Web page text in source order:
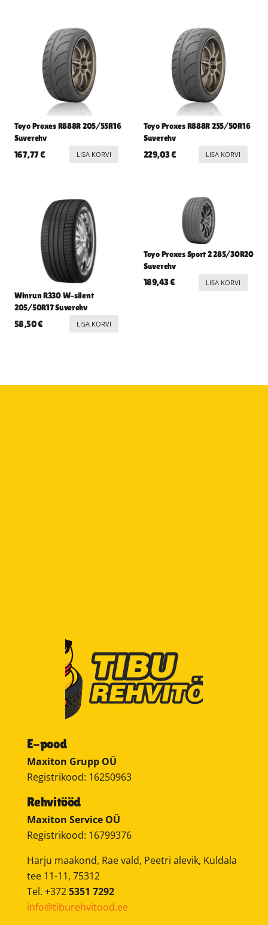
Toyo Proxes R888R 205/55R16
Suverehv
167,77€ LISA KORVI
Toyo Proxes R888R 255/50R16
Suverehv
229,03€ LISA KORVI
Winrun R330 W-silent
205/50R17 Suverehv
58,50€ LISA KORVI
Toyo Proxes Sport 2 285/30R20
Suverehv
189,43€ LISA KORVI
E-pood
Maxiton Grupp OÜ
Registrikood: 16250963
Rehvitööd
Maxiton Service OÜ
Registrikood: 16799376
Harju maakond, Rae vald, Peetri alevik, Kuldala
tee 11-11, 75312
Tel. +3725351 7292
info@tiburehvitood.ee